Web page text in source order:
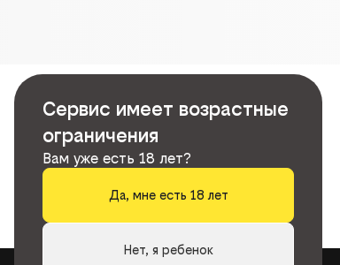
Сервис имеет возрастные
ограничения
Вам уже есть 18 лет?
Да, мне есть 18 лет
Нет, я ребенок